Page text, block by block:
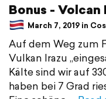
Bonus - Volcan
March 7, 2019 in
Auf dem Weg zum
Vulkan Irazu
Kälte sind wir auf
haben bei 7 Grad